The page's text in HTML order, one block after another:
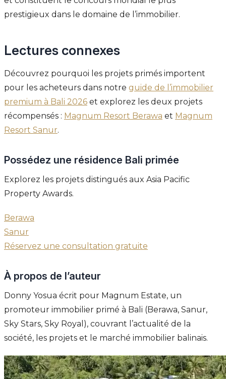
prestigieux dans le domaine de l’immobilier.
Lectures connexes
Découvrez pourquoi les projets primés importent
pour les acheteurs dans notre guide de l’immobilier
premium à Bali 2026 et explorez les deux projets
récompensés : Magnum Resort Berawa et Magnum
Resort Sanur.
Possédez une résidence Bali primée
Explorez les projets distingués aux Asia Pacific
Property Awards.
Berawa
Sanur
Réservez une consultation gratuite
À propos de l’auteur
Donny Yosua écrit pour Magnum Estate, un
promoteur immobilier primé à Bali (Berawa, Sanur,
Sky Stars, Sky Royal), couvrant l’actualité de la
société, les projets et le marché immobilier balinais.